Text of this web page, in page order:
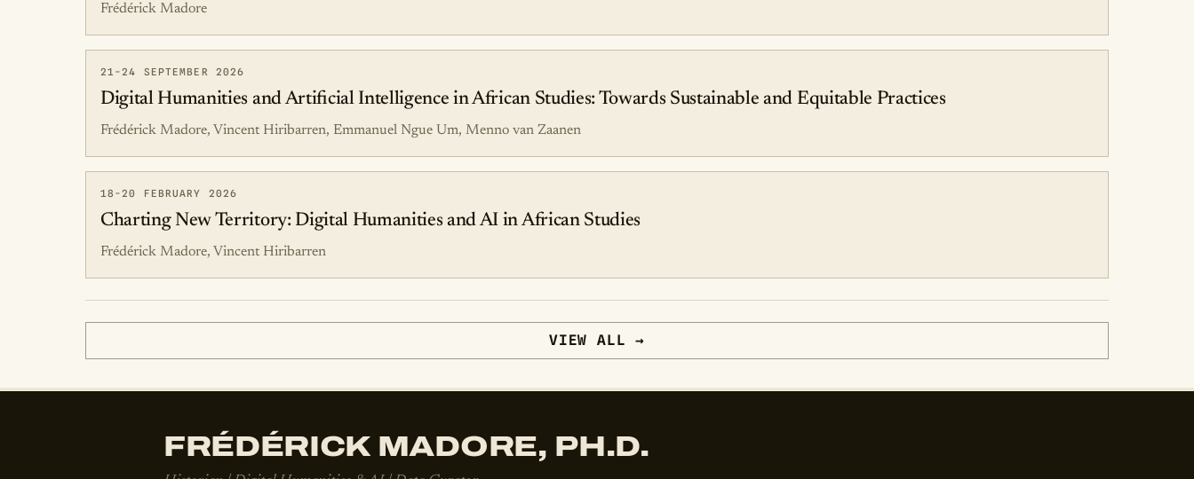
Frédérick Madore
21-24 SEPTEMBER 2026
Digital Humanities and Artificial Intelligence in African Studies: Towards Sustainable and Equitable Practices
Frédérick Madore, Vincent Hiribarren, Emmanuel Ngue Um, Menno van Zaanen
18-20 FEBRUARY 2026
Charting New Territory: Digital Humanities and AI in African Studies
Frédérick Madore, Vincent Hiribarren
VIEW ALL →
FRÉDÉRICK MADORE, PH.D.